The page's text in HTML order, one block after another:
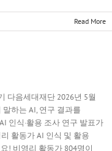
Read More
음세대재단 2026년 5월
하는 AI, 연구 결과를
인식·활용 조사 연구 발표가
활동가 AI 인식 및 활용
! 비영리 활동가 804명이